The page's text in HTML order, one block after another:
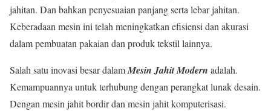
jahitan. Dan bahkan penyesuaian panjang serta lebar jahitan.
Keberadaan mesin ini telah meningkatkan efisiensi dan akurasi
dalam pembuatan pakaian dan produk tekstil lainnya.
Salah satu inovasi besar dalamMesin Jahit Modern adalah.
Kemampuannya untuk terhubung dengan perangkat lunak desain.
Dengan mesin jahit bordir dan mesin jahit komputerisasi.